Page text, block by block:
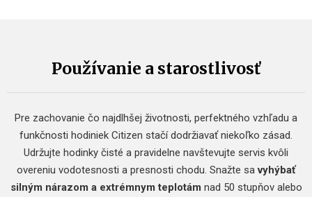
Používanie a starostlivosť
Pre zachovanie čo najdlhšej životnosti, perfektného vzhľadu a
funkčnosti hodiniek Citizen stačí dodržiavať niekoľko zásad.
Udržujte hodinky čisté a pravidelne navštevujte servis kvôli
overeniu vodotesnosti a presnosti chodu. Snažte savyhýbať
silným nárazom a extrémnym teplotám nad 50 stupňov alebo